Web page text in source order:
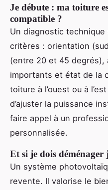
Je débute : ma toiture
compatible ?
Un diagnostic technique
critères : orientation
(entre 20 et 45 degrés),
importants et état de la
toiture à l’ouest ou à
d’ajuster la puissance
faire appel à un
personnalisée.
Et si je dois
Un système
revente. Il valorise le